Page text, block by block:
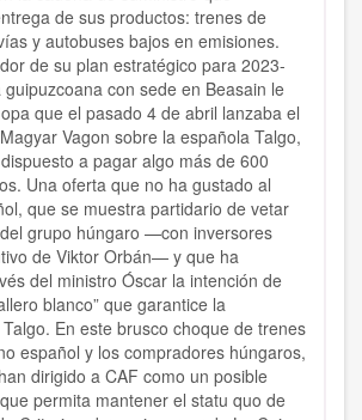
de sus productos: trenes de
y autobuses bajos en emisiones.
de su plan estratégico para 2023-
con sede en Beasain le
que el pasado 4 de abril lanzaba el
Vagon sobre la española Talgo,
a pagar algo más de 600
Una oferta que no ha gustado al
que se muestra partidario de vetar
grupo húngaro —con inversores
de Viktor Orbán— y que ha
del ministro Óscar la intención de
blanco” que garantice la
En este brusco choque de trenes
español y los compradores húngaros,
dirigido a CAF como un posible
permita mantener el statu quo de